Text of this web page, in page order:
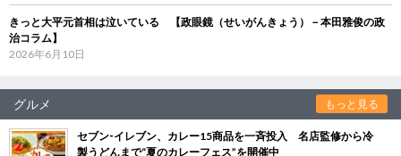
きっと大平元首相は泣いている 【政眼鏡（せいがんきょう）－本田雅俊の政
治コラム】
2026年6月10日
グルメ もっと見る
セブン‐イレブン、カレー15商品を一斉投入 名店監修から冷
製うどんまで“夏のカレーフェス”を開催中